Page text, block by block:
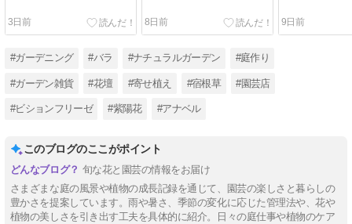
3日前 8日前 9日前
#ガーデニング #バラ #ナチュラルガーデン #庭作り
#ガーデン雑貨 #花壇 #寄せ植え #宿根草 #園芸店
#ビションフリーゼ #紫陽花 #アナベル
このブログのここがポイント
旬な花と園芸の情報をお届け
さまざまな庭の風景や植物の成長記録を通じて、園芸の楽しさと暮らしの
豊かさを提案しています。雨や暑さ、季節の変化に応じた管理法や、花や
植物の美しさを引き出す工夫を具体的に紹介。日々の庭仕事や植物のケア